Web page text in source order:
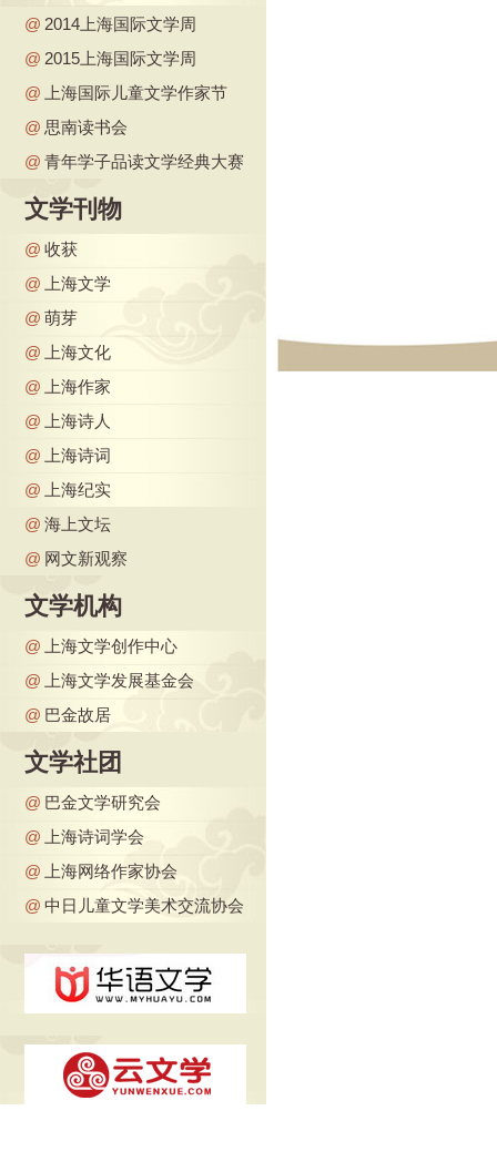
@ 2014上海国际文学周
@ 2015上海国际文学周
@
上海国际儿童文学作家节
@ 思南读书会
@ 青年学子品读文学经典大赛
文学刊物
@ 收获
@
上海文学
@ 萌芽
@
上海文化
@
上海作家
@
上海诗人
@
上海诗词
@
上海纪实
@ 海上文坛
@ 网文新观察
文学机构
@
上海文学创作中心
@
上海文学发展基金会
@ 巴金故居
文学社团
@ 巴金文学研究会
@
上海诗词学会
@
上海网络作家协会
@ 中日儿童文学美术交流协会